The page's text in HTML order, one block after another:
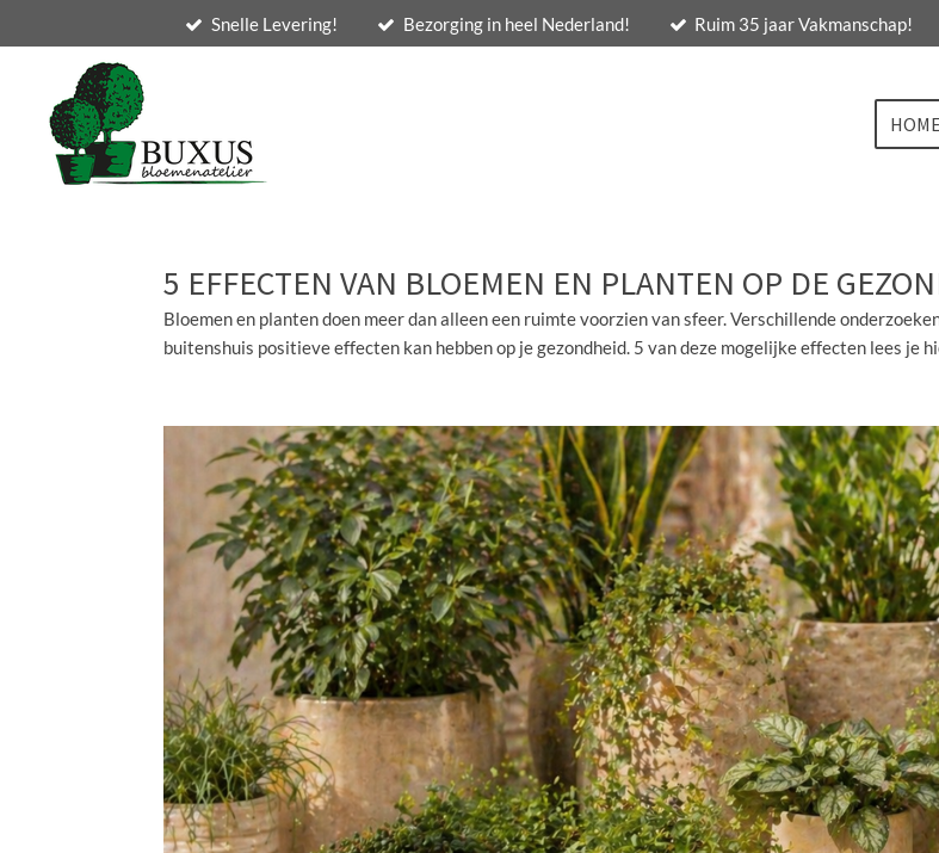
direct
hoofdinhoud
Snelle Levering! Bezorging in heel Nederland! Ruim 35 jaar Vakmanschap!
HOME
5 EFFECTEN VAN BLOEMEN EN PLANTEN OP DE
Bloemen en planten doen meer dan alleen een ruimte voorzien van sfeer. Verschillende
buitenshuis positieve effecten kan hebben op je gezondheid. 5 van deze mogelijke effecten lees je